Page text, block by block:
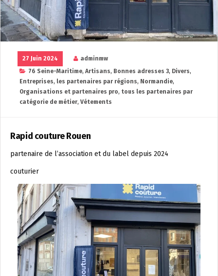
27 Juin 2024
adminmw
76 Seine-Maritime, Artisans, Bonnes adresses 3, Divers,
Entreprises, les partenaires par régions, Normandie,
Organisations et partenaires pro, tous les partenaires par
catégorie de métier, Vétements
Rapid couture Rouen
partenaire de l’association et du label depuis 2024
couturier